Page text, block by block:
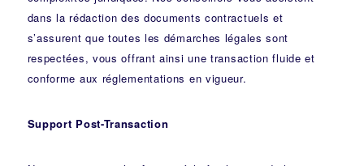
dans la rédaction des documents contractuels et
s’assurent que toutes les démarches légales sont
respectées, vous offrant ainsi une transaction fluide et
conforme aux réglementations en vigueur.
Support Post-Transaction